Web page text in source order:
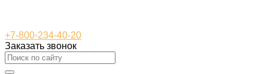
+7-800-234-40-20
Заказать звонок